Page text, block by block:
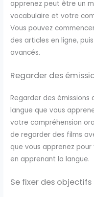
apprenez peut être un
vocabulaire et votre
Vous pouvez
des articles en ligne,
avancés.
Regarder des
Regarder des
langue que vous
votre compréhension
de regarder des films
que vous apprenez
en apprenant la langue.
Se fixer des objectifs